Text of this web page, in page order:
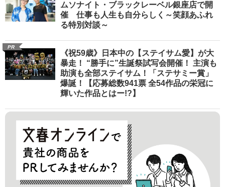
ムソナイト・ブラックレーベル銀座店で開
催 仕事も人生も自分らしく～笑顔あふれ
る特別対談～
PR
《祝59歳》日本中の【ステイサム愛】が大
暴走！ “勝手に”生誕祭試写会開催！ 主演も
助演も全部ステイサム！「ステサミー賞」
爆誕！【応募総数941票 全54作品の栄冠に
輝いた作品とはー!?】